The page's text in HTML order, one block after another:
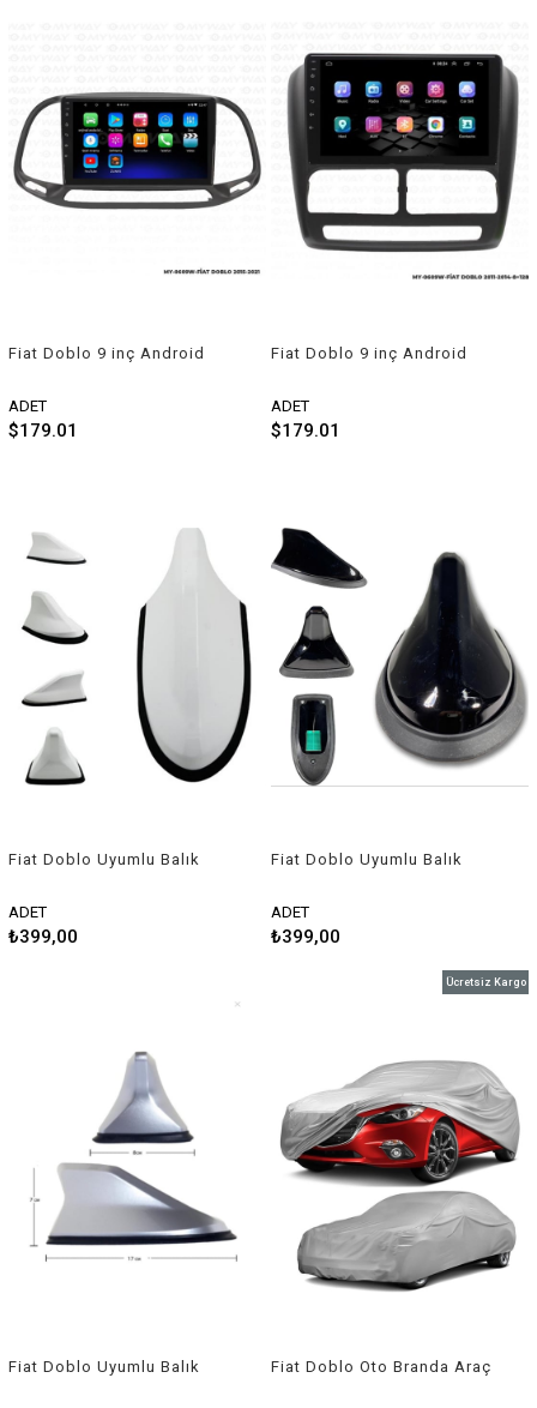
Fiat Doblo 9 inç Android
ADET
$179.01
Fiat Doblo 9 inç Android
ADET
$179.01
Fiat Doblo Uyumlu Balık
ADET
₺399,00
Fiat Doblo Uyumlu Balık
ADET
₺399,00
Fiat Doblo Uyumlu Balık
Fiat Doblo Oto Branda Araç
Ücretsiz Kargo